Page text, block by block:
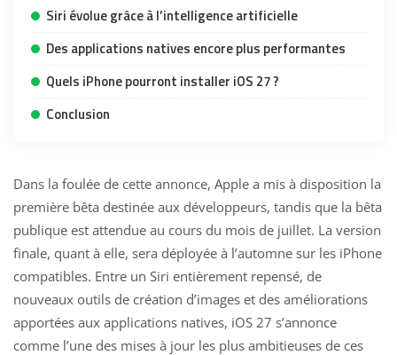
Siri évolue grâce à l’intelligence artificielle
Des applications natives encore plus performantes
Quels iPhone pourront installer iOS 27 ?
Conclusion
Dans la foulée de cette annonce, Apple a mis à disposition la
première bêta destinée aux développeurs, tandis que la bêta
publique est attendue au cours du mois de juillet. La version
finale, quant à elle, sera déployée à l’automne sur les iPhone
compatibles. Entre un Siri entièrement repensé, de
nouveaux outils de création d’images et des améliorations
apportées aux applications natives, iOS 27 s’annonce
comme l’une des mises à jour les plus ambitieuses de ces